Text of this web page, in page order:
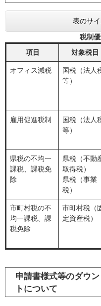
表のサ
税制
項目
対象税目
オフィス減税
国税（法人
等）
雇用促進税制
国税（法人
等）
県税の不均一
課税、課税免
除
県税（不動
取得税）
県税（事業
税）
市町村税の不
均一課税、課
税免除
市町村税（
定資産税）
申請書様式等のダウ
トについて